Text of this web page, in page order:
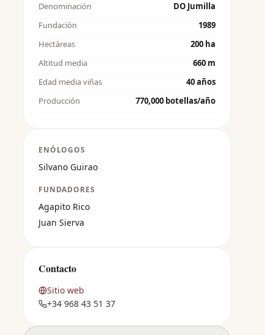
Denominación
DO Jumilla
Fundación
1989
Hectáreas
200 ha
Altitud media
660 m
Edad media viñas
40 años
Producción
770,000 botellas/año
ENÓLOGOS
Silvano Guirao
FUNDADORES
Agapito Rico
Juan Sierva
Contacto
Sitio web
+34 968 43 51 37